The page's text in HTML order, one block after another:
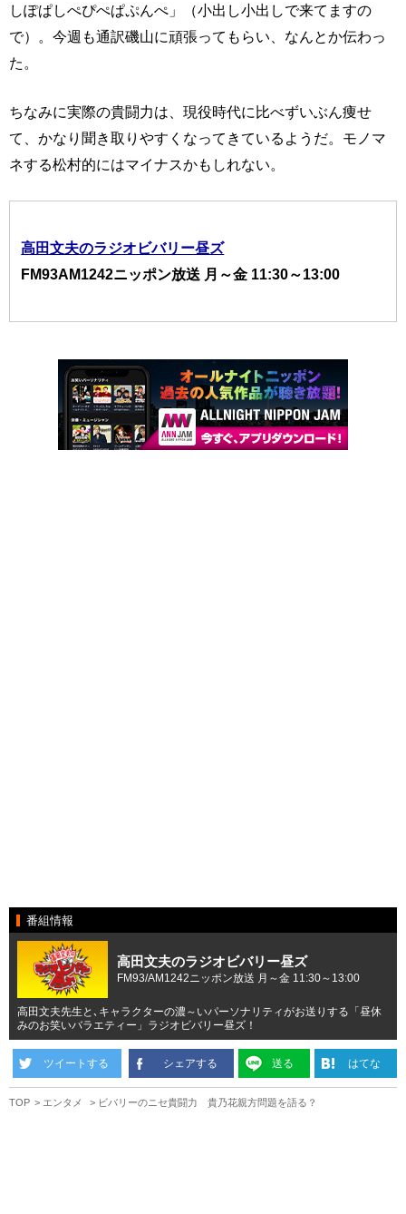
しぽぱしぺぴぺぱぷんぺ」（小出し小出しで来てますの
で）。今週も通訳磯山に頑張ってもらい、なんとか伝わっ
た。
ちなみに実際の貴闘力は、現役時代に比べずいぶん痩せ
て、かなり聞き取りやすくなってきているようだ。モノマ
ネする松村的にはマイナスかもしれない。
高田文夫のラジオビバリー昼ズ
FM93AM1242ニッポン放送 月～金 11:30～13:00
番組情報
高田文夫のラジオビバリー昼ズ
FM93/AM1242ニッポン放送 月～金 11:30～13:00
高田文夫先生と､キャラクターの濃～いパーソナリティがお送りする「昼休
みのお笑いバラエティー」ラジオビバリー昼ズ！
ツイートする シェアする 送る はてな
TOP エンタメ ビバリーのニセ貴闘力 貴乃花親方問題を語る？